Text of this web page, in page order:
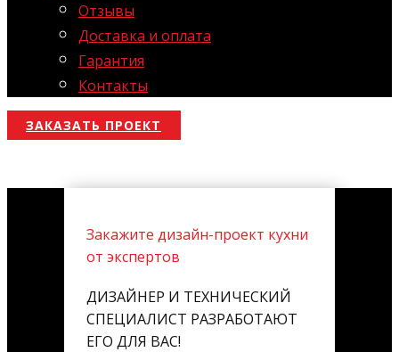
Отзывы
Доставка и оплата
Гарантия
Контакты
ЗАКАЗАТЬ ПРОЕКТ
Закажите дизайн-проект кухни
от экспертов
ДИЗАЙНЕР И ТЕХНИЧЕСКИЙ
СПЕЦИАЛИСТ РАЗРАБОТАЮТ
ЕГО ДЛЯ ВАС!